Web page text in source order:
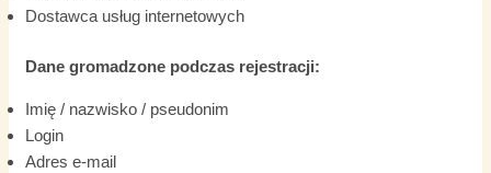
Dostawca usług internetowych
Dane gromadzone podczas rejestracji:
Imię / nazwisko / pseudonim
Login
Adres e-mail